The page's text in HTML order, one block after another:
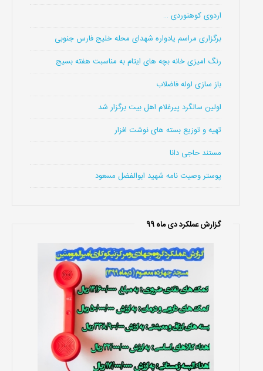
اردوی کوهنوردی …
برگزاری مراسم یادواره شهدای محله خلیج فارس جنوبی
رنگ امیزی خانه بچه های ایتام به مناسبت هفته بسیج
باز سازی لوله فاضلاب
اولین سالگرد پیرغلام اهل بیت برگزار شد
تهیه و توزیع بسته های نوشت افزار
مستند حاجی دانا
پوستر وصیت نامه شهید ابوالفضل مسعود
گزارش عملکرد دی ماه 99